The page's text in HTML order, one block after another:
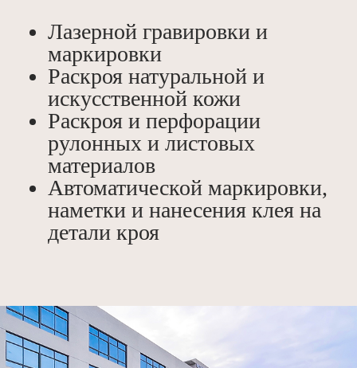
Лазерной гравировки и
маркировки
Раскроя натуральной и
искусственной кожи
Раскроя и перфорации
рулонных и листовых
материалов
Автоматической маркировки,
наметки и нанесения клея на
детали кроя